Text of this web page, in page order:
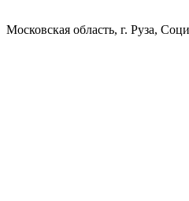
Московская область, г. Руза,